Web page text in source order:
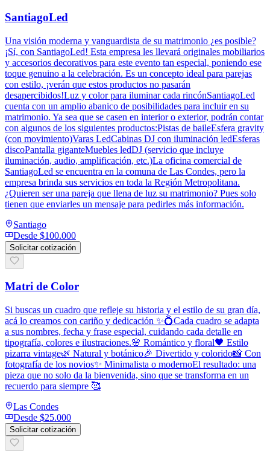
SantiagoLed
Una visión moderna y vanguardista de su matrimonio ¿es posible?
¡Sí, con SantiagoLed! Esta empresa les llevará originales mobiliarios
y accesorios decorativos para este evento tan especial, poniendo ese
toque genuino a la celebración. Es un concepto ideal para parejas
con estilo, ¡verán que estos productos no pasarán
desapercibidos!Luz y color para iluminar cada rincónSantiagoLed
cuenta con un amplio abanico de posibilidades para incluir en su
matrimonio. Ya sea que se casen en interior o exterior, podrán contar
con algunos de los siguientes productos:Pistas de baileEsfera gravity
(con movimiento)Varas LedCabinas DJ con iluminación ledEsferas
discoPantalla giganteMuebles ledDJ (servicio que incluye
iluminación, audio, amplificación, etc.)La oficina comercial de
SantiagoLed se encuentra en la comuna de Las Condes, pero la
empresa brinda sus servicios en toda la Región Metropolitana.
¿Quieren ser una pareja que llena de luz su matrimonio? Pues solo
tienen que enviarles un mensaje para pedirles más información.
Santiago
Desde $100.000
Solicitar cotización
Matri de Color
Si buscas un cuadro que refleje su historia y el estilo de su gran día,
acá lo creamos con cariño y dedicación ✨💍Cada cuadro se adapta
a sus nombres, fecha y frase especial, cuidando cada detalle en
tipografía, colores e ilustraciones.🌸 Romántico y floral🖤 Estilo
pizarra vintage🌿 Natural y botánico🎉 Divertido y colorido📸 Con
fotografía de los novios✨ Minimalista o modernoEl resultado: una
pieza que no solo da la bienvenida, sino que se transforma en un
recuerdo para siempre 🥰
Las Condes
Desde $25.000
Solicitar cotización